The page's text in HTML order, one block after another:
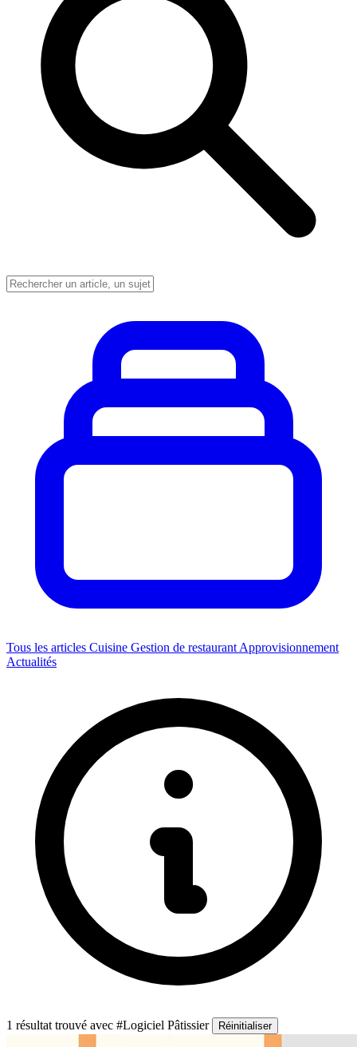
Tous les articles Cuisine Gestion de restaurant Approvisionnement
Actualités
1 résultat trouvé avec #Logiciel Pâtissier Réinitialiser